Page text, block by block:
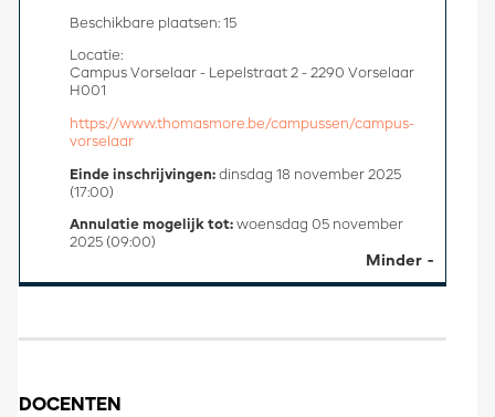
Minder
Beschikbare plaatsen: 15
Locatie:
Campus Vorselaar - Lepelstraat 2 - 2290 Vorselaar
H001
https://www.thomasmore.be/campussen/campus-
vorselaar
Einde inschrijvingen: dinsdag 18 november 2025
(17:00)
Annulatie mogelijk tot: woensdag 05 november
2025 (09:00)
DOCENTEN